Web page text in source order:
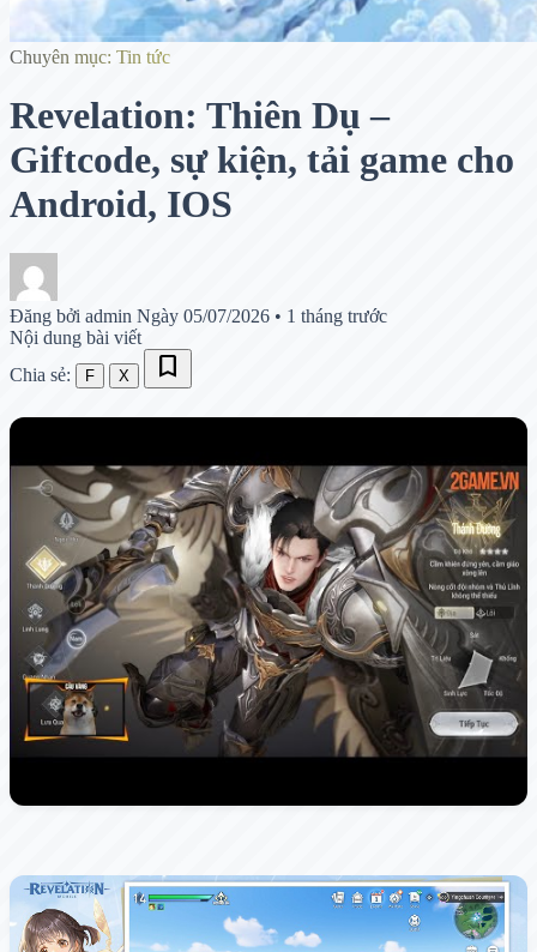
Chuyên mục: Tin tức
Revelation: Thiên Dụ –
Giftcode, sự kiện, tải game cho
Android, IOS
Đăng bởi admin Ngày 05/07/2026 • 1 tháng trước
Nội dung bài viết
Chia sẻ:
F X bookmark